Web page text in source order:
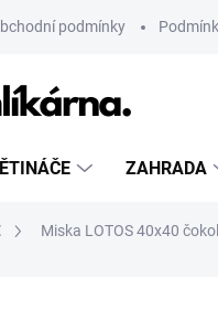
podmínky
ZAHRADA
Miska LOTOS 40x40